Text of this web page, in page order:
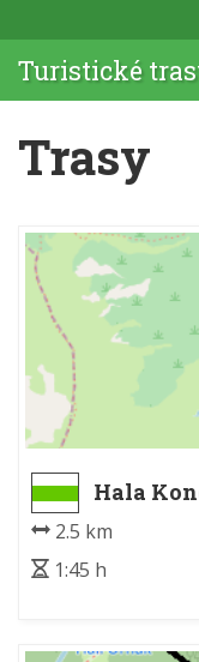
Turistické
Trasy
Hala
2.5 km
1:45 h